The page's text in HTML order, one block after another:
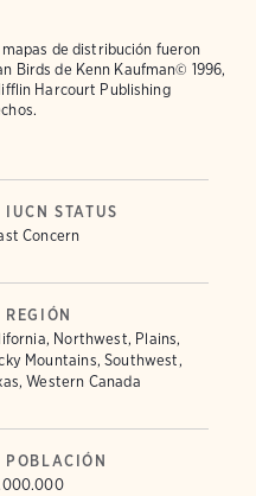
de distribución fueron
Birds de Kenn Kaufman© 1996,
Harcourt Publishing
IUCN STATUS
Concern
REGIÓN
Northwest, Plains,
Mountains, Southwest,
Western Canada
POBLACIÓN